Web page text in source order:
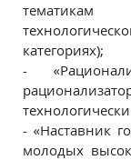
категориях);
-
- «Наставник
молодых